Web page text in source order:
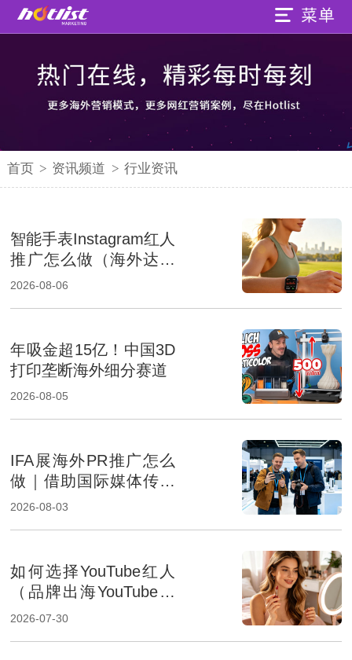
首页 > 资讯频道 > 行业资讯
智能手表Instagram红人
推广怎么做（海外达人
营销提升品牌影响力）
2026-08-06
年吸金超15亿！中国3D
打印垄断海外细分赛道
2026-08-05
IFA展海外PR推广怎么
做｜借助国际媒体传播
提升消费电子品牌影响
2026-08-03
如何选择YouTube红人
（品牌出海YouTube达
人筛选方法解析）
2026-07-30